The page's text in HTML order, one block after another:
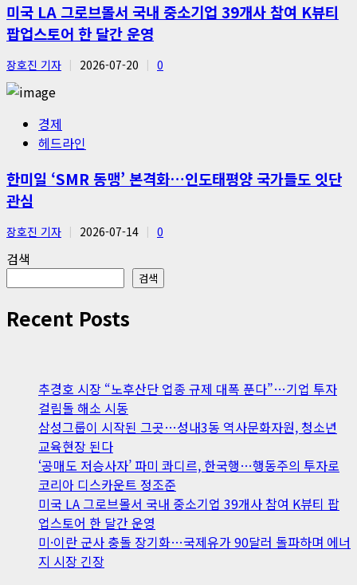
미국 LA 그로브몰서 국내 중소기업 39개사 참여 K뷰티
팝업스토어 한 달간 운영
장호진 기자 2026-07-20 0
경제
헤드라인
한미일 ‘SMR 동맹’ 본격화…인도태평양 국가들도 잇단
관심
장호진 기자 2026-07-14 0
검색
검색
Recent Posts
추경호 시장 “노후산단 업종 규제 대폭 푼다”…기업 투자
걸림돌 해소 시동
삼성그룹이 시작된 그곳…성내3동 역사문화자원, 청소년
교육현장 된다
‘공매도 저승사자’ 파미 콰디르, 한국행…행동주의 투자로
코리아 디스카운트 정조준
미국 LA 그로브몰서 국내 중소기업 39개사 참여 K뷰티 팝
업스토어 한 달간 운영
미·이란 군사 충돌 장기화…국제유가 90달러 돌파하며 에너
지 시장 긴장